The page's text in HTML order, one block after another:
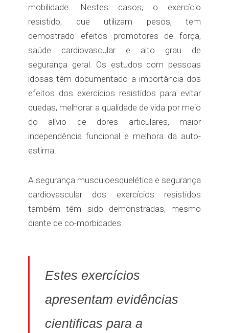
mobilidade. Nestes casos, o exercício
resistido, que utilizam pesos, tem
demostrado efeitos promotores de força,
saúde cardiovascular e alto grau de
segurança geral. Os estudos com pessoas
idosas têm documentado a importância dos
efeitos dos exercícios resistidos para evitar
quedas, melhorar a qualidade de vida por meio
do alívio de dores articulares, maior
independência funcional e melhora da auto-
estima.
A segurança musculoesquelética e segurança
cardiovascular dos exercícios resistidos
também têm sido demonstradas, mesmo
diante de co-morbidades.
Estes exercícios
apresentam evidências
cientificas para a